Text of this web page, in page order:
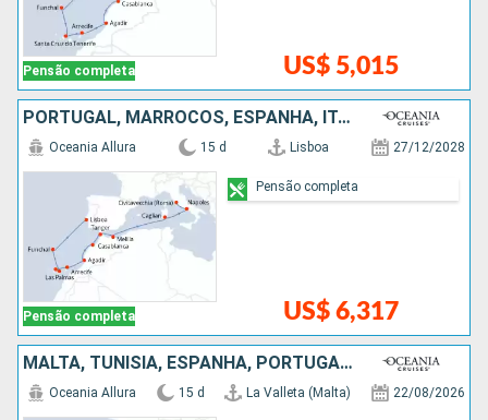
Pensão completa US$ 5,015
PORTUGAL, MARROCOS, ESPANHA, ITÁLIA
Pensão completa
Oceania Allura 15 d Lisboa 27/12/2028
US$ 6,317
Pensão completa
MALTA, TUNÍSIA, ESPANHA, PORTUGAL, MARROCOS
Oceania Allura 15 d La Valleta (Malta) 22/08/2026